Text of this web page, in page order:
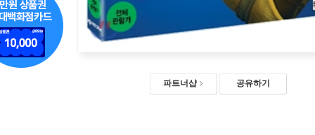
파트너샵 공유하기